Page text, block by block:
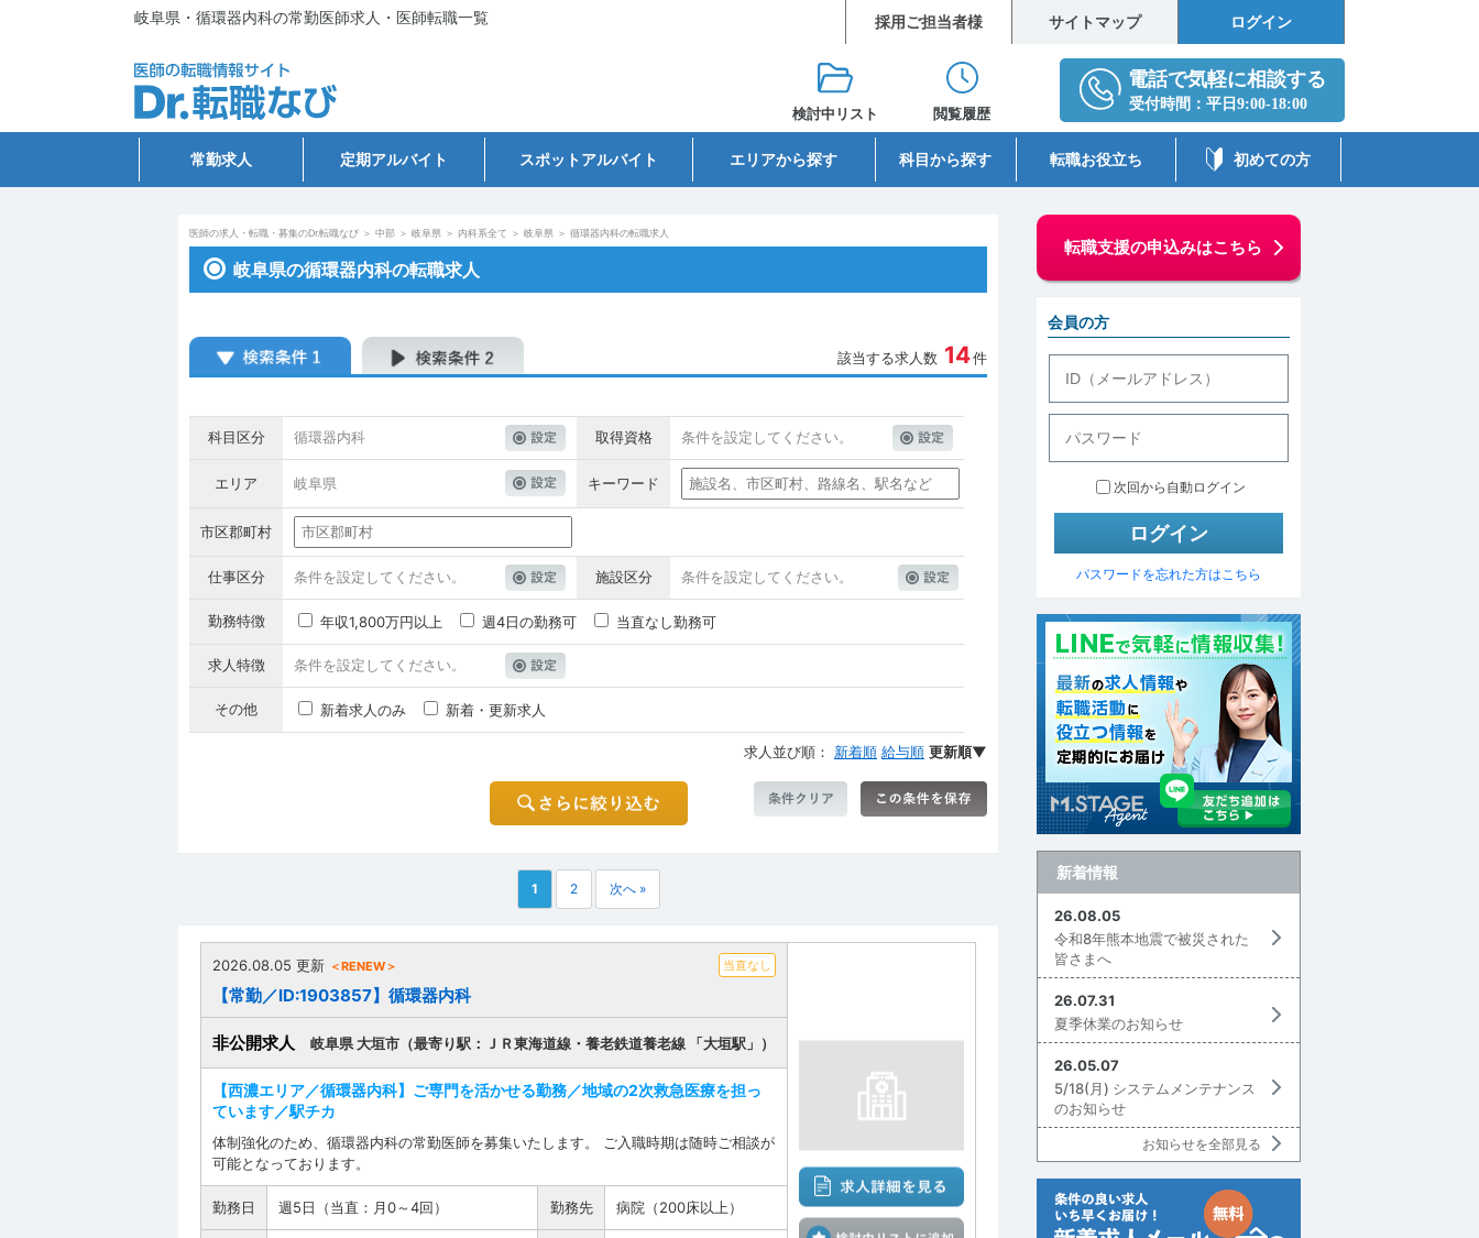
岐阜県・循環器内科の常勤医師求人・医師転職一覧 採用ご担当者様 サイトマップ ログイン
検討中リスト 閲覧履歴
常勤求人 定期アルバイト スポットアルバイト エリアから探す 科目から探す 転職お役立ち 初めての方
医師の求人・転職・募集のDr.転職なび ＞ 中部 ＞ 岐阜県 ＞ 内科系全て ＞ 岐阜県 ＞ 循環器内科の転職求人
岐阜県の循環器内科の転職求人
該当する求人数 14件
科目区分 循環器内科 取得資格 条件を設定してください。
エリア 岐阜県 キーワード
市区郡町村
仕事区分 条件を設定してください。 施設区分 条件を設定してください。
勤務特徴 年収1,800万円以上 週4日の勤務可 当直なし勤務可
求人特徴 条件を設定してください。
その他 新着求人のみ 新着・更新求人
求人並び順： 新着順 給与順 更新順▼
1 2 次へ »
2026.08.05 更新 ＜RENEW＞ 当直なし
【常勤／ID:1903857】循環器内科
検討中リストに追加
非公開求人 岐阜県 大垣市（最寄り駅：ＪＲ東海道線・養老鉄道養老線 「大垣駅」）
【西濃エリア／循環器内科】ご専門を活かせる勤務／地域の2次救急医療を担っ
ています／駅チカ
体制強化のため、循環器内科の常勤医師を募集いたします。 ご入職時期は随時ご相談が
可能となっております。
勤務日 週5日（当直：月0～4回） 勤務先 病院（200床以上）
転職支援の申込みはこちら
会員の方
次回から自動ログイン
パスワードを忘れた方はこちら
新着情報
26.08.05
令和8年熊本地震で被災された
皆さまへ
26.07.31
夏季休業のお知らせ
26.05.07
5/18(月) システムメンテナンス
のお知らせ
お知らせを全部見る